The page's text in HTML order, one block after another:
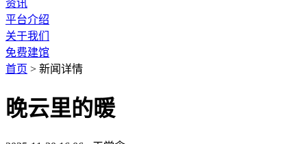
资讯
平台介绍
关于我们
免费建馆
首页 > 新闻详情
晚云里的暖